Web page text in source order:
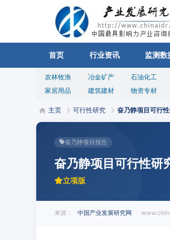
首页 行业资讯 监测数
农林牧渔 冶金矿产 石油化工
家居用品
建筑建材 物资专材
主页 可行性研究 奋乃静项目可行
奋乃静项目报告
奋乃静项目可行性研
立项版
来源： 中国产业发展研究网